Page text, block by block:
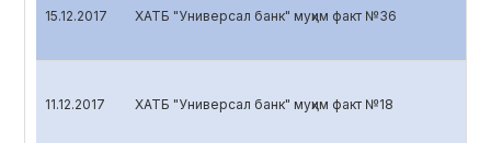
15.12.2017 ХАТБ "Универсал банк" муҳим факт №36
11.12.2017 ХАТБ "Универсал банк" муҳим факт №18